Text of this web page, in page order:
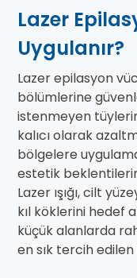
Lazer
Uygulanır?
Lazer epilasyon
bölümlerine
istenmeyen
kalıcı olarak
bölgelere
estetik
Lazer ışığı, cilt
kıl köklerini hedef
küçük alanlarda
en sık tercih